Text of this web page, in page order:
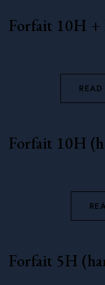
Forfait 10H +
Forfait 10H
Forfait 5H